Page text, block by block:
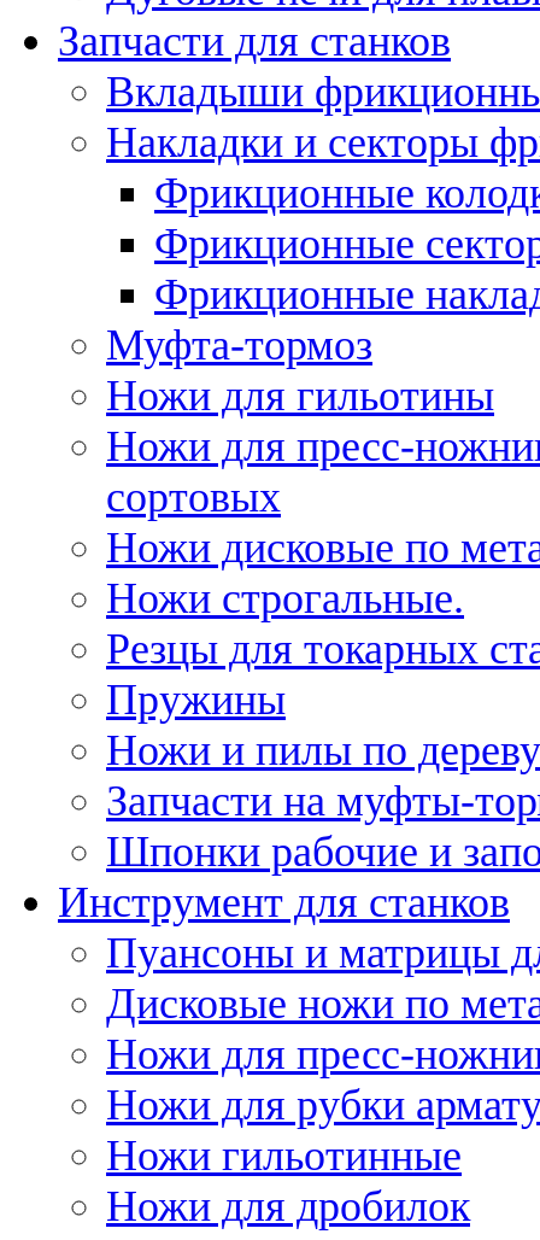
Запчасти для станков
Вкладыши
Накладки и секторы
Фрикционные
Фрикционные
Фрикционные
Муфта-тормоз
Ножи для гильотины
Ножи для пресс-
сортовых
Ножи дисковые по
Ножи строгальные.
Резцы для токарных
Пружины
Ножи и пилы по дереву
Запчасти на муфты-
Шпонки рабочие и
Инструмент для станков
Пуансоны и матрицы
Дисковые ножи по
Ножи для пресс-
Ножи для рубки
Ножи гильотинные
Ножи для дробилок